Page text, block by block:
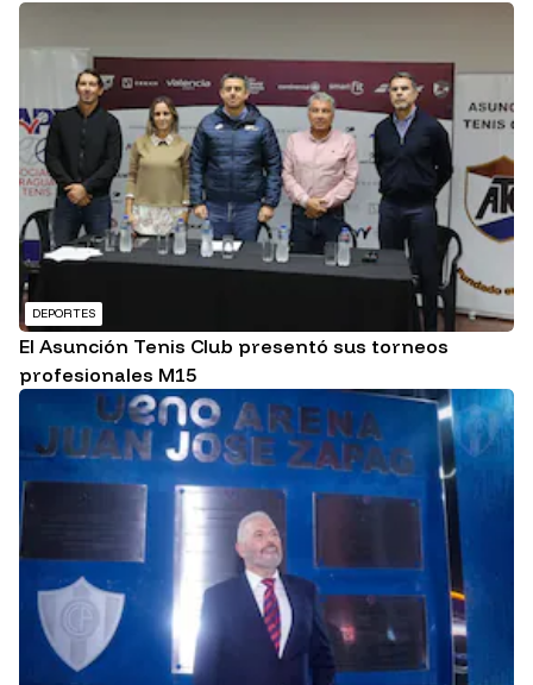
DEPORTES
El Asunción Tenis Club presentó sus torneos
profesionales M15